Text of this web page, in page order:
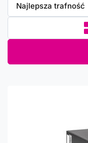
Zmień sortowanie
Najlepsza trafność